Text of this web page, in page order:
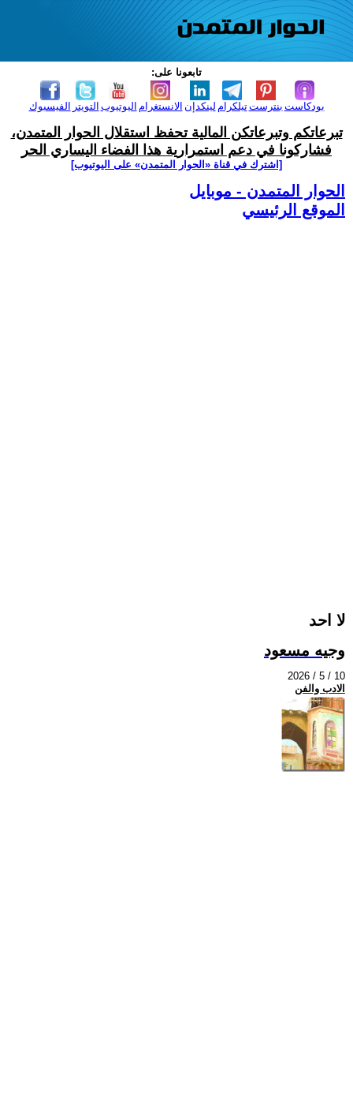
تابعونا على:
الفيسبوك التويتر اليوتيوب الانستغرام لينكدإن تيلكرامبنترست بودكاست
تبرعاتكم وتبرعاتكن المالية تحفظ استقلال الحوار المتمدن،
فشاركونا في دعم استمرارية هذا الفضاء اليساري الحر
[اشترك في قناة ‫«الحوار المتمدن» على اليوتيوب]
الحوار المتمدن - موبايل
الموقع الرئيسي
لا احد
وجيه مسعود
2026 / 5 / 10
الادب والفن